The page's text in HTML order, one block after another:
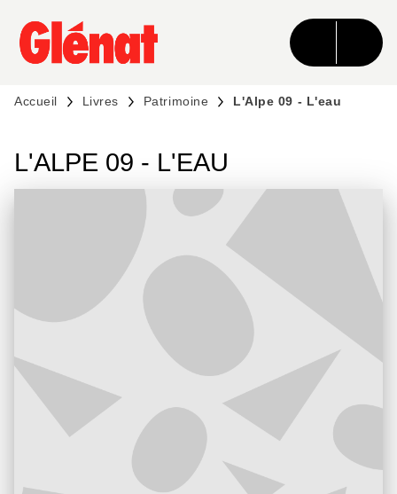
MENU RECHERCHE CONTENU
PIED DE PAGE
Accueil Livres Patrimoine L'Alpe 09 - L'eau
L'ALPE 09 - L'EAU